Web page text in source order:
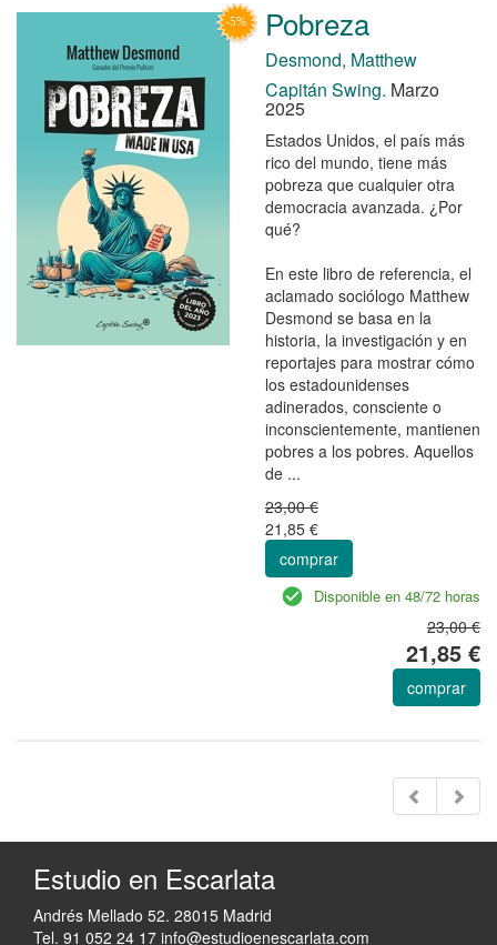
Pobreza
Desmond, Matthew
Capitán Swing. Marzo
2025
Estados Unidos, el país más
rico del mundo, tiene más
pobreza que cualquier otra
democracia avanzada. ¿Por
qué?
En este libro de referencia, el
aclamado sociólogo Matthew
Desmond se basa en la
historia, la investigación y en
reportajes para mostrar cómo
los estadounidenses
adinerados, consciente o
inconscientemente, mantienen
pobres a los pobres. Aquellos
de ...
23,00 €
21,85 €
comprar
Disponible en 48/72 horas
23,00 €
21,85 €
comprar
Estudio en Escarlata
Andrés Mellado 52. 28015 Madrid
Tel. 91 052 24 17 info@estudioenescarlata.com